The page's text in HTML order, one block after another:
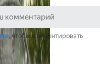
, чтобы комментировать